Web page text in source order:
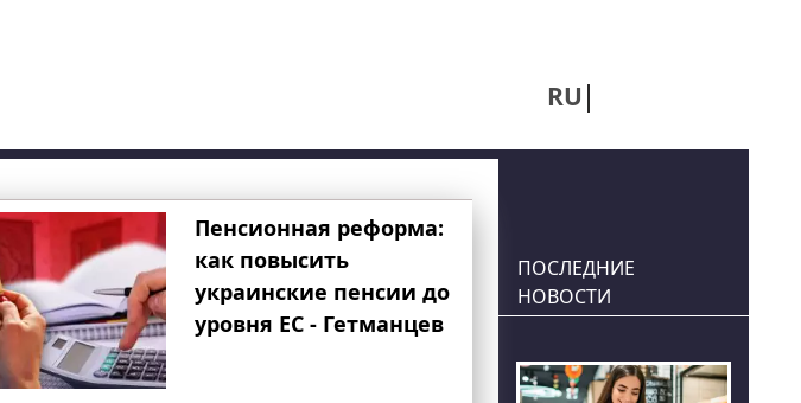
RU
Пенсионная реформа:
как повысить
украинские пенсии до
уровня ЕС - Гетманцев
ПОСЛЕДНИЕ
НОВОСТИ